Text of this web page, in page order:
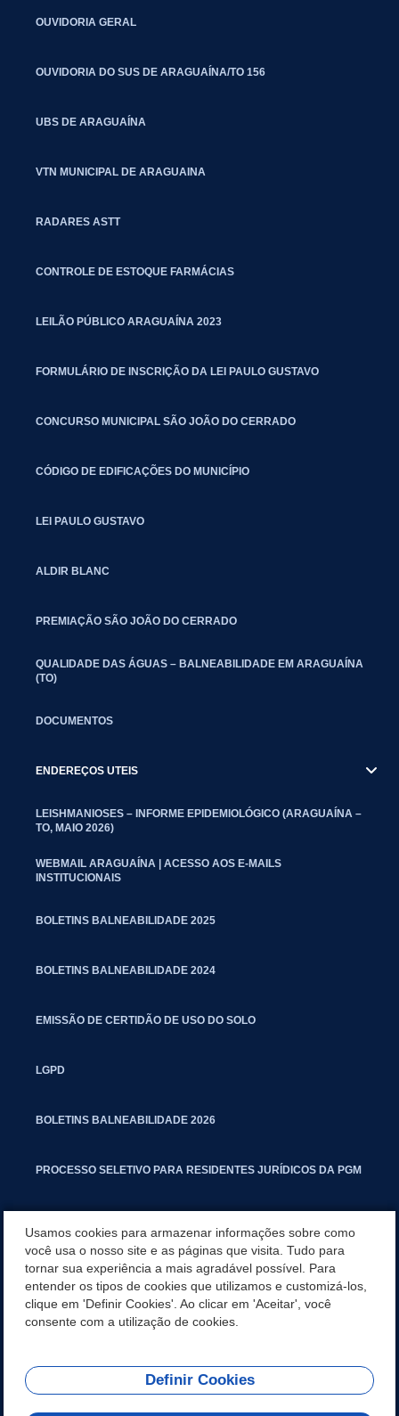
OUVIDORIA GERAL
OUVIDORIA DO SUS DE ARAGUAÍNA/TO 156
UBS DE ARAGUAÍNA
VTN MUNICIPAL DE ARAGUAINA
RADARES ASTT
CONTROLE DE ESTOQUE FARMÁCIAS
LEILÃO PÚBLICO ARAGUAÍNA 2023
FORMULÁRIO DE INSCRIÇÃO DA LEI PAULO GUSTAVO
CONCURSO MUNICIPAL SÃO JOÃO DO CERRADO
CÓDIGO DE EDIFICAÇÕES DO MUNICÍPIO
LEI PAULO GUSTAVO
ALDIR BLANC
PREMIAÇÃO SÃO JOÃO DO CERRADO
QUALIDADE DAS ÁGUAS – BALNEABILIDADE EM ARAGUAÍNA
(TO)
DOCUMENTOS
ENDEREÇOS UTEIS
LEISHMANIOSES – INFORME EPIDEMIOLÓGICO (ARAGUAÍNA –
TO, MAIO 2026)
WEBMAIL ARAGUAÍNA | ACESSO AOS E-MAILS
INSTITUCIONAIS
BOLETINS BALNEABILIDADE 2025
BOLETINS BALNEABILIDADE 2024
EMISSÃO DE CERTIDÃO DE USO DO SOLO
LGPD
BOLETINS BALNEABILIDADE 2026
PROCESSO SELETIVO PARA RESIDENTES JURÍDICOS DA PGM
MANUAL DE PROCEDIMENTOS IMOBILIÁRIOS SEINFRA
TURMINHA DO LAGO
REDES SOCIAIS
Usamos cookies para armazenar informações sobre como
você usa o nosso site e as páginas que visita. Tudo para
tornar sua experiência a mais agradável possível. Para
entender os tipos de cookies que utilizamos e customizá-los,
clique em 'Definir Cookies'. Ao clicar em 'Aceitar', você
consente com a utilização de cookies.
Definir Cookies